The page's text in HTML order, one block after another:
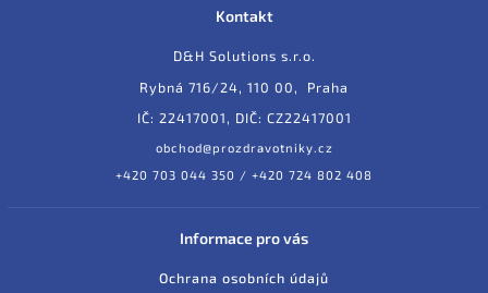
Kontakt
D&H Solutions s.r.o.
Rybná 716/24, 110 00, Praha
IČ: 22417001, DIČ: CZ22417001
obchod@prozdravotniky.cz
+420 703 044 350 / +420 724 802 408
Informace pro vás
Ochrana osobních údajů